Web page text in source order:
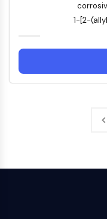
核糖体S6激酶
Raf
1-[2-